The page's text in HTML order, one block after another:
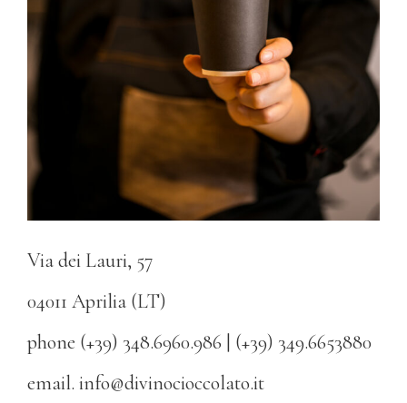
Via dei Lauri, 57
04011 Aprilia (LT)
phone (+39) 348.6960.986 | (+39) 349.6653880
email. info@divinocioccolato.it